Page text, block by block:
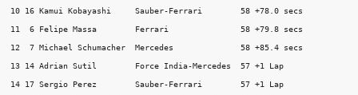
10 16 Kamui Kobayashi     Sauber-Ferrari        58 +78.0 secs
11  6 Felipe Massa        Ferrari               58 +79.8 secs
12  7 Michael Schumacher  Mercedes              58 +85.4 secs
13 14 Adrian Sutil        Force India-Mercedes  57 +1 Lap
14 17 Sergio Perez        Sauber-Ferrari        57 +1 Lap